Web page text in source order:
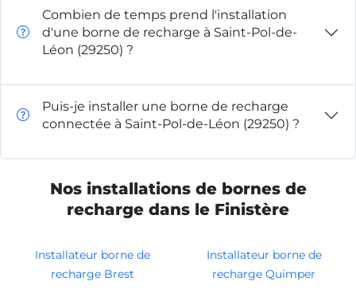
Combien de temps prend l'installation
d'une borne de recharge à Saint-Pol-de-
Léon (29250) ?
Puis-je installer une borne de recharge
connectée à Saint-Pol-de-Léon (29250) ?
Nos installations de bornes de
recharge dans le Finistère
Installateur borne de
recharge Brest
Installateur borne de
recharge Quimper